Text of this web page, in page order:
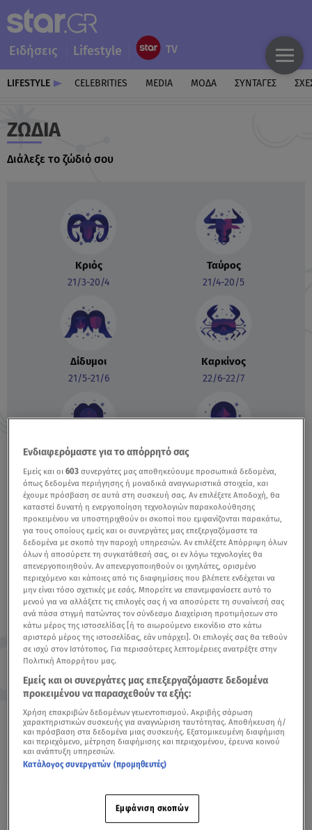
Ειδήσεις Lifestyle
LIFESTYLE CELEBRITIES MEDIA ΜΟΔΑ ΣΥΝΤΑΓΕΣ
ΖΏΔΙΑ
Διάλεξε το ζώδιό σου
Κριός
21/3-20/4
Ταύρος
21/4-20/5
Δίδυμοι
21/5-21/6
Καρκίνος
22/6-22/7
Λέων
23/7-23/8 24/8-22/9
Ζυγός
23/9-22/10
Σκορπιός
23/10-22/11
Τοξότης
23/11-21/12
Αιγόκερως
Υδροχόος
20/01-19/02
Ιχθύες
Ενδιαφερόμαστε για το απόρρητό σας
Εμείς και οι603 συνεργάτες μας αποθηκεύουμε προσωπικά δεδομένα,
όπως δεδομένα περιήγησης ή μοναδικά αναγνωριστικά στοιχεία, και
έχουμε πρόσβαση σε αυτά στη συσκευή σας. Αν επιλέξετε Αποδοχή, θα
καταστεί δυνατή η ενεργοποίηση τεχνολογιών παρακολούθησης
προκειμένου να υποστηριχθούν οι σκοποί που εμφανίζονται παρακάτω,
για τους οποίους εμείς και οι συνεργάτες μας επεξεργαζόμαστε τα
δεδομένα με σκοπό την παροχή υπηρεσιών. Αν επιλέξετε Απόρριψη όλων
όλων ή αποσύρετε τη συγκατάθεσή σας, οι εν λόγω τεχνολογίες θα
απενεργοποιηθούν. Αν απενεργοποιηθούν οι ιχνηλάτες, ορισμένο
περιεχόμενο και κάποιες από τις διαφημίσεις που βλέπετε ενδέχεται να
μην είναι τόσο σχετικές με εσάς. Μπορείτε να επανεμφανίσετε αυτό το
μενού για να αλλάξετε τις επιλογές σας ή να αποσύρετε τη συναίνεσή σας
ανά πάσα στιγμή πατώντας τον σύνδεσμο Διαχείριση προτιμήσεων στο
κάτω μέρος της ιστοσελίδας [ή το αιωρούμενο εικονίδιο στο κάτω
αριστερό μέρος της ιστοσελίδας, εάν υπάρχει]. Οι επιλογές σας θα τεθούν
σε ισχύ στον Ιστότοπος. Για περισσότερες λεπτομέρειες ανατρέξτε στην
Πολιτική Απορρήτου μας.
Εμείς και οι συνεργάτες μας επεξεργαζόμαστε δεδομένα
προκειμένου να παρασχεθούν τα εξής:
Χρήση επακριβών δεδομένων γεωεντοπισμού. Ακριβής σάρωση
χαρακτηριστικών συσκευής για αναγνώριση ταυτότητας. Αποθήκευση ή/
και πρόσβαση στα δεδομένα μιας συσκευής. Εξατομικευμένη διαφήμιση
και περιεχόμενο, μέτρηση διαφήμισης και περιεχομένου, έρευνα κοινού
και ανάπτυξη υπηρεσιών.
Κατάλογος συνεργατών (προμηθευτές)
Εμφάνιση σκοπών